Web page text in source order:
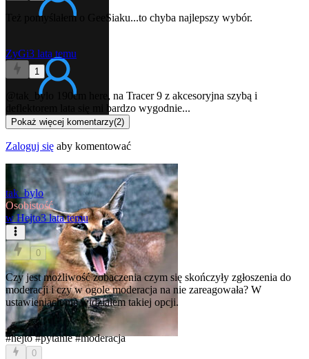
Też pomyślałem o GeeSiaku...to chyba najlepszy wybór.
ZyGi3 lata temu
1
@tak_bylo
190cm here, na Tracer 9 z akcesoryjna szybą i
deflektorem lata się mi bardzo wygodnie...
Pokaż więcej komentarzy(2)
Zaloguj się aby komentować
tak_bylo
Osobistość
w Hejto3 lata temu
0
Czy jest możliwość zobaczenia czym się skończyły zgłoszenia do
moderacji i czy w ogole moderacja na nie zareagowała? W
ustawieniach nie widziałem takiej opcji.
#hejto #pytanie #moderacja
0